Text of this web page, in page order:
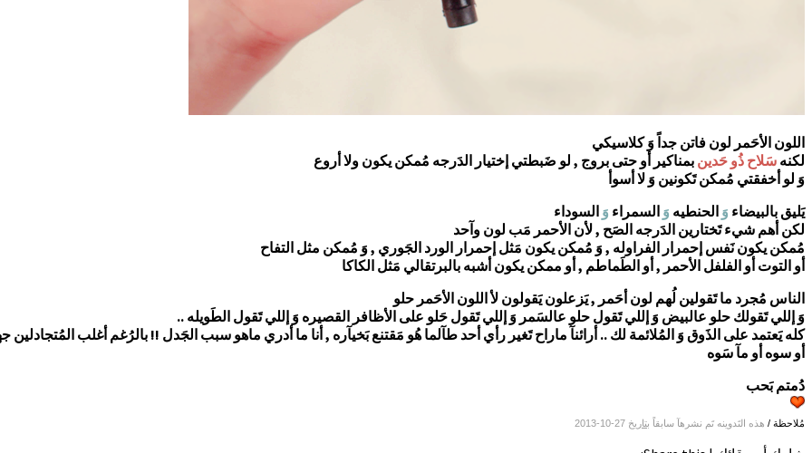
اللون الأحَمر لون فاتن جداً وَ كلاسيكي
لكنه سَلاح ذُو حَدين بمناكير أو حتى بروج , لو ضَبطتي إختيار الدَرجه مُمكن يكون ولا أروع
وَ لو أخفقتي مُمكن تَكونين وَ لا أسوأ
يَليق بالبيضاء وَ الحنطيه وَ السمراء وَ السوداء
لكن أهم شيء تَختارين الدَرجه الصَح , لأن الأحمر مَب لون وآحد
مُمكن يكون نَفس إحمرار الفراوله , وَ مُمكن يكون مَثل إحمرار الورد الجَوري , وَ مُمكن مثل التفاح
أو التوت أو الفلفل الأحمر , أو الطَماطم , أو ممكن يكون أشبه بالبرتقالي مَثل الكاكا
الناس مُجرد ما تَقولين لُهم لون أحَمر , يَزعلون يَقولون لأ اللون الأحَمر حلو
وَ إللي تَقولك حلو عالبيض وَ إللي تَقول حلو عالسَمر وَ إللي تَقول حَلو على الأظافر القصيره وَ إللي تَقول الطَويله ..
كله يَعتمد على الذَوق وَ المُلائمة لك .. أرائنآ ماراح تَغير رأي أحد طآلما هُو مَقتنع بَخيآره , أنا ما أدري ماهو سبب الجَدل !! بالرُغم أغلب
أو سوه أو مآ سَوه
دُمتم بَحب
مُلاحظة / هذه التَدوينه تَم نشرهآ سابقاً بتاريخ